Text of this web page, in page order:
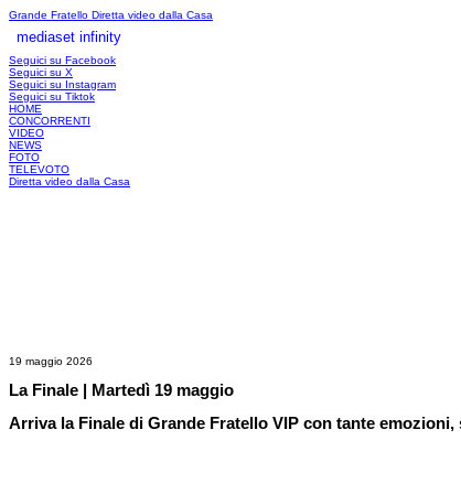
Grande Fratello Diretta video dalla Casa
mediaset infinity
Seguici su Facebook
Seguici su X
Seguici su Instagram
Seguici su Tiktok
HOME
CONCORRENTI
VIDEO
NEWS
FOTO
TELEVOTO
Diretta video dalla Casa
19 maggio 2026
La Finale | Martedì 19 maggio
Arriva la Finale di Grande Fratello VIP con tante